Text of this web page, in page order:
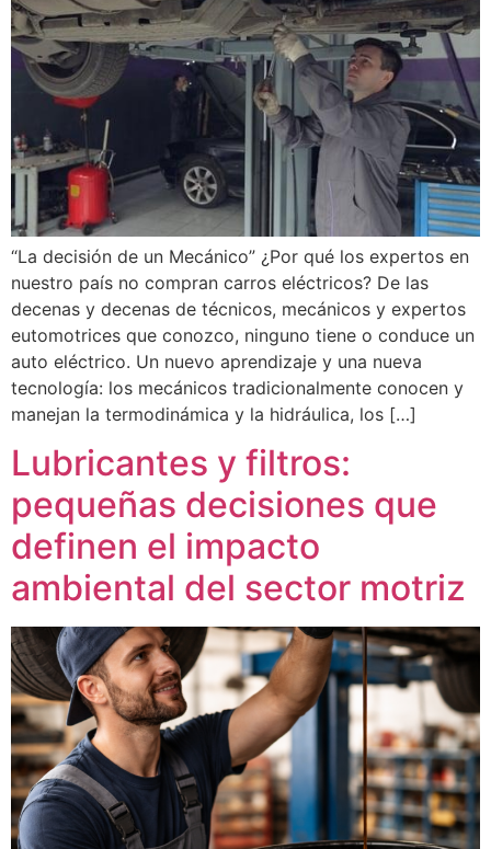
“La decisión de un Mecánico” ¿Por qué los expertos en
nuestro país no compran carros eléctricos? De las
decenas y decenas de técnicos, mecánicos y expertos
eutomotrices que conozco, ninguno tiene o conduce un
auto eléctrico. Un nuevo aprendizaje y una nueva
tecnología: los mecánicos tradicionalmente conocen y
manejan la termodinámica y la hidráulica, los […]
Lubricantes y filtros:
pequeñas decisiones que
definen el impacto
ambiental del sector motriz